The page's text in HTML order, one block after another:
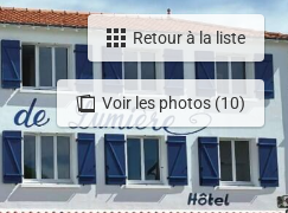
Voir les photos (10)
Retour à la liste